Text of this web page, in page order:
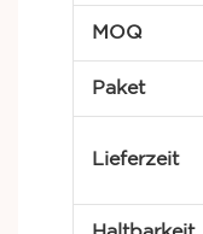
MOQ
Paket
Lieferzeit